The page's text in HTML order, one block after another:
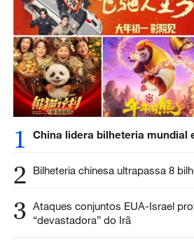
1 China lidera bilheteria mundial
2 Bilheteria chinesa ultrapassa 8
3 Ataques conjuntos EUA-Israel
“devastadora” do Irã